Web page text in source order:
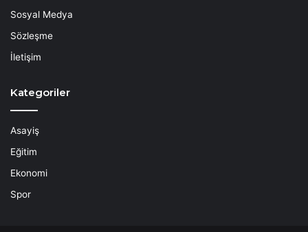
Sosyal Medya
Sözleşme
İletişim
Kategoriler
Asayiş
Eğitim
Ekonomi
Spor